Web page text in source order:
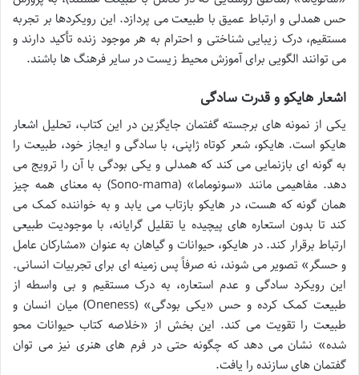
حس همدلی و ارتباط عمیق با طبیعت می پردازد. این رویکردها بر تجربه
مستقیم، درک زیبایی شناختی و احترام به هر موجود زنده تأکید دارند و
می توانند الگویی برای آموزش محیط زیست در سایر فرهنگ ها باشند.
اشعار هایکو و قدرت سادگی
یکی از نمونه های برجسته گفتمان جایگزین در این کتاب، تحلیل اشعار
هایکو است. هایکو، شعر کوتاه ژاپنی، با سادگی و ایجاز خود، طبیعت را
به گونه ای بازنمایی می کند که همدلی و یکی بودگی با آن را ترویج می
دهد. مفاهیمی مانند «سونوماما» (Sono-mama) به معنای همه چیز
همان گونه که هست، در هایکو بازتاب می یابد و به خواننده کمک می
کند تا بدون استعاره های پیچیده یا تقلیل گرایانه، با موجودیت طبیعی
ارتباط برقرار کند. در هایکو، حیوانات و گیاهان به عنوان «مشارکان عامل
و حسگر» تصویر می شوند، نه صرفاً پس زمینه ای برای تجربیات انسانی.
این رویکرد سادگی و عدم استعاره، به درک مستقیم و بی واسطه از
طبیعت کمک کرده و حس «یکی بودگی» (Oneness) میان انسان و
طبیعت را تقویت می کند. این بخش از «خلاصه کتاب حیوانات محو
شده» نشان می دهد که چگونه حتی در فرم های هنری نیز می توان
گفتمان های سازنده را یافت.